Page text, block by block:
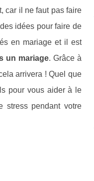
car il ne faut pas faire
idées pour faire de
en mariage et il est
un mariage. Grâce à
arrivera ! Quel que
pour vous aider à le
stress pendant votre